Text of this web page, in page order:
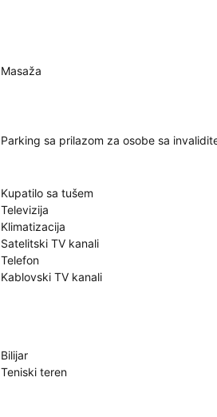
Masaža
Parking sa prilazom za osobe sa
Kupatilo sa tušem
Televizija
Klimatizacija
Satelitski TV kanali
Telefon
Kablovski TV kanali
Bilijar
Teniski teren